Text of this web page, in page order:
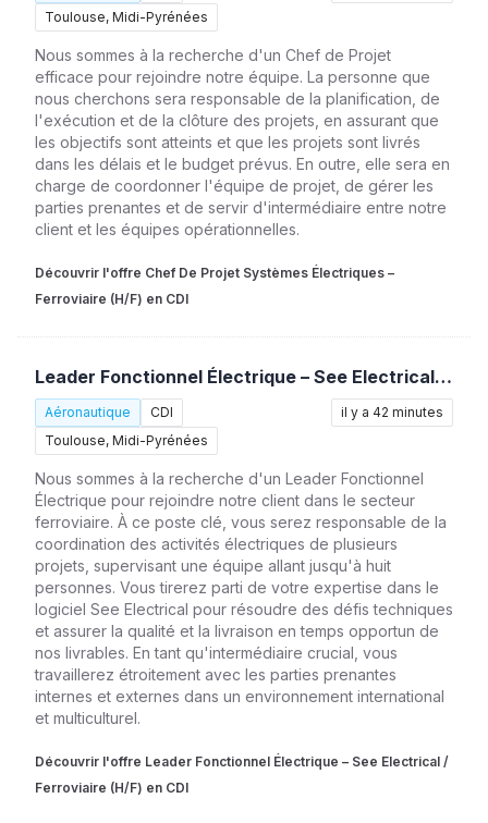
Toulouse, Midi-Pyrénées
Nous sommes à la recherche d'un Chef de Projet
efficace pour rejoindre notre équipe. La personne que
nous cherchons sera responsable de la planification, de
l'exécution et de la clôture des projets, en assurant que
les objectifs sont atteints et que les projets sont livrés
dans les délais et le budget prévus. En outre, elle sera en
charge de coordonner l'équipe de projet, de gérer les
parties prenantes et de servir d'intermédiaire entre notre
client et les équipes opérationnelles.
Découvrir l'offre Chef De Projet Systèmes Électriques –
Ferroviaire (H/F) en CDI
Leader Fonctionnel Électrique – See Electrical / Ferroviaire (H/F)
Aéronautique
CDI
Toulouse, Midi-Pyrénées
il y a 42 minutes
Nous sommes à la recherche d'un Leader Fonctionnel
Électrique pour rejoindre notre client dans le secteur
ferroviaire. À ce poste clé, vous serez responsable de la
coordination des activités électriques de plusieurs
projets, supervisant une équipe allant jusqu'à huit
personnes. Vous tirerez parti de votre expertise dans le
logiciel See Electrical pour résoudre des défis techniques
et assurer la qualité et la livraison en temps opportun de
nos livrables. En tant qu'intermédiaire crucial, vous
travaillerez étroitement avec les parties prenantes
internes et externes dans un environnement international
et multiculturel.
Découvrir l'offre Leader Fonctionnel Électrique – See Electrical /
Ferroviaire (H/F) en CDI